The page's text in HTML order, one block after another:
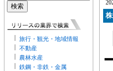
旅行・観光・地域情報
不動産
農林水産
鉄鋼・非鉄・金属